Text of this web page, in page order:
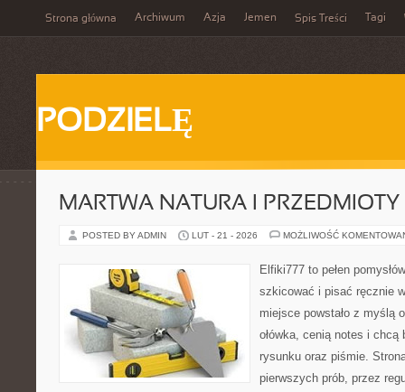
Strona główna Archiwum Azja Jemen Spis Treści Tagi
PODZIELĘ
MARTWA NATURA I PRZEDMIOTY
POSTED BY ADMIN LUT - 21 - 2026 MOŻLIWOŚĆ
Elfiki777 to pełen
szkicować i pisać ręcznie
miejsce powstało z myślą
ołówka, cenią notes i chcą
rysunku oraz piśmie.
pierwszych prób, przez